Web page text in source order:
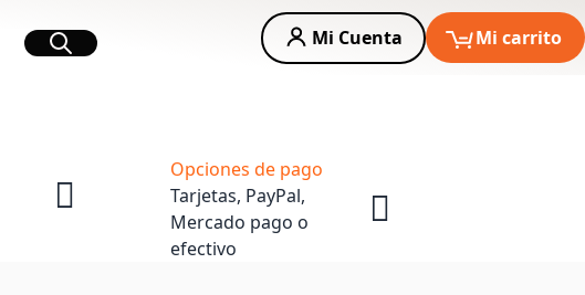
Buscar
Mi Cuenta Mi carrito
Opciones de pago
Tarjetas, PayPal,
Mercado pago o
efectivo